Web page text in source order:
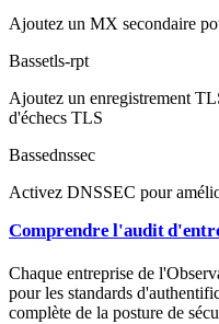
Ajoutez un MX secondaire
Bassetls-rpt
Ajoutez un enregistrement
d'échecs TLS
Bassednssec
Activez DNSSEC pour
Comprendre l'audit
Chaque entreprise de
pour les standards
complète de la posture de